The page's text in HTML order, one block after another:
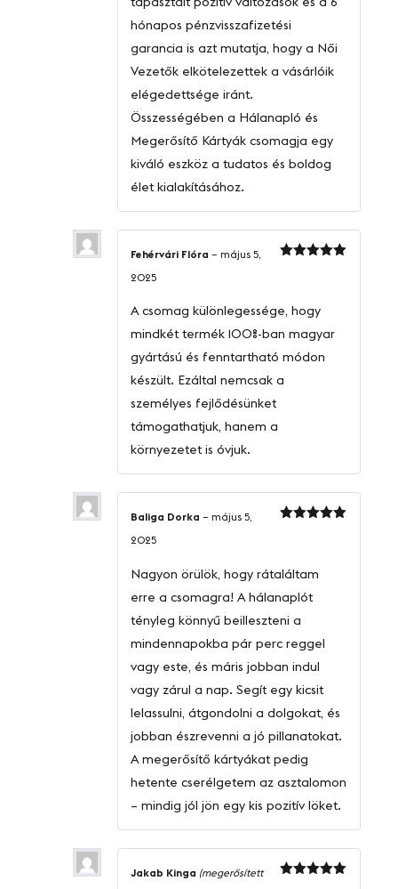
hónapos pénzvisszafizetési
garancia is azt mutatja, hogy a Női
Vezetők elkötelezettek a vásárlóik
elégedettsége iránt.
Összességében a Hálanapló és
Megerősítő Kártyák csomagja egy
kiváló eszköz a tudatos és boldog
élet kialakításához.
Fehérvári Flóra– május 5,
2025
A csomag különlegessége, hogy
mindkét termék 100%-ban magyar
gyártású és fenntartható módon
készült. Ezáltal nemcsak a
személyes fejlődésünket
támogathatjuk, hanem a
környezetet is óvjuk.
Baliga Dorka– május 5,
2025
Nagyon örülök, hogy rátaláltam
erre a csomagra! A hálanaplót
tényleg könnyű beilleszteni a
mindennapokba pár perc reggel
vagy este, és máris jobban indul
vagy zárul a nap. Segít egy kicsit
lelassulni, átgondolni a dolgokat, és
jobban észrevenni a jó pillanatokat.
A megerősítő kártyákat pedig
hetente cserélgetem az asztalomon
– mindig jól jön egy kis pozitív löket.
Jakab Kinga (megerősített